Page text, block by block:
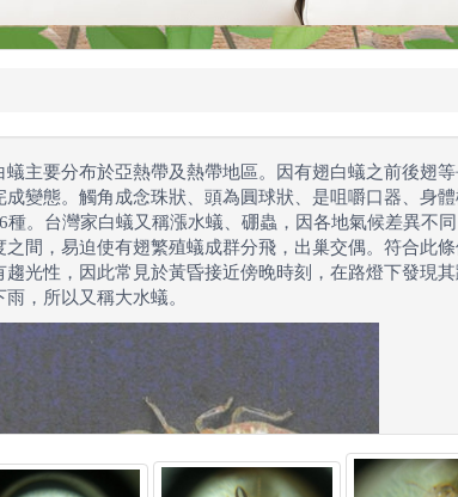
蟻主要分布於亞熱帶及熱帶地區。因有翅白蟻之前後翅
成變態。觸角成念珠狀、頭為圓球狀、是咀嚼口器、身
種。台灣家白蟻又稱漲水蟻、硼蟲，因各地氣候差異不
之間，易迫使有翅繁殖蟻成群分飛，出巢交偶。符合此
趨光性，因此常見於黃昏接近傍晚時刻，在路燈下發現
雨，所以又稱大水蟻。